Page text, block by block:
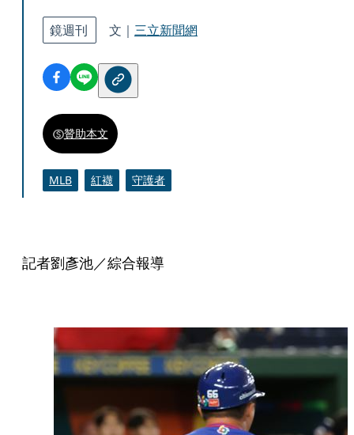
鏡週刊 文｜ 三立新聞網
贊助本文
MLB 紅襪 守護者
記者劉彥池／綜合報導